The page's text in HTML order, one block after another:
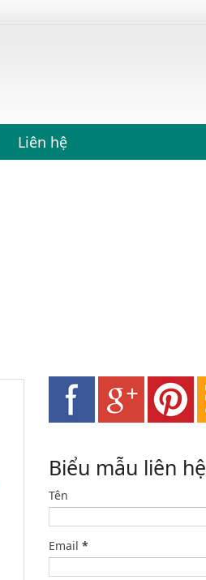
Liên hệ
Biểu mẫu liên hệ
Tên
Email *